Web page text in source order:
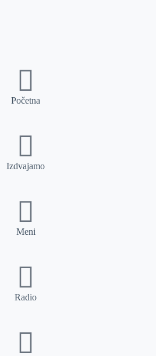
Početna
Izdvajamo
Meni
Radio